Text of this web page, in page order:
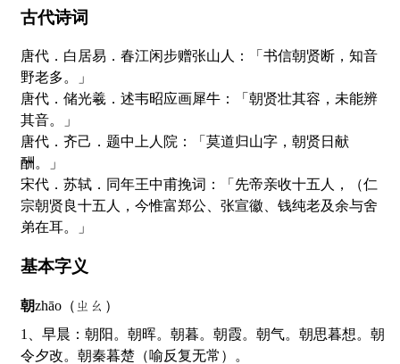
古代诗词
唐代．白居易．春江闲步赠张山人：「书信朝贤断，知音
野老多。」
唐代．储光羲．述韦昭应画犀牛：「朝贤壮其容，未能辨
其音。」
唐代．齐己．题中上人院：「莫道归山字，朝贤日献
酬。」
宋代．苏轼．同年王中甫挽词：「先帝亲收十五人，（仁
宗朝贤良十五人，今惟富郑公、张宣徽、钱纯老及余与舍
弟在耳。」
基本字义
朝zhāo（ㄓㄠ）
1、早晨：朝阳。朝晖。朝暮。朝霞。朝气。朝思暮想。朝
令夕改。朝秦暮楚（喻反复无常）。